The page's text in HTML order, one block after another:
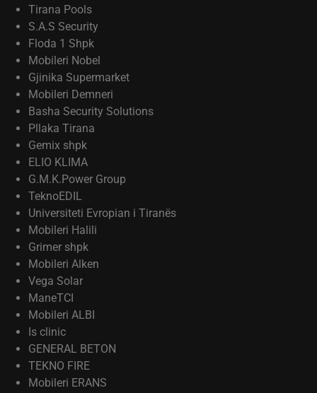
Tirana Pools
S.A.S Security
Floda 1 Shpk
Mobileri Nobel
Gjinika Supermarket
Mobileri Demneri
Basha Security Solutions
Pllaka Tirana
Gemix shpk
ELIO KLIMA
G.M.K.Power Group
TeknoEDIL
Universiteti Evropian i Tiranës
Mobileri Halili
Grimer shpk
Mobileri Alken
Vega Solar
ManeTCI
Mobileri ALBI
Is clinic
GENERAL BETON
TEKNO FIRE
Mobileri ERANS